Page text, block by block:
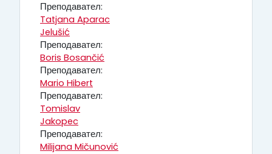
Преподавател:
Tatjana Aparac
Jelušić
Преподавател:
Boris Bosančić
Преподавател:
Mario Hibert
Преподавател:
Tomislav
Jakopec
Преподавател:
Milijana Mičunović